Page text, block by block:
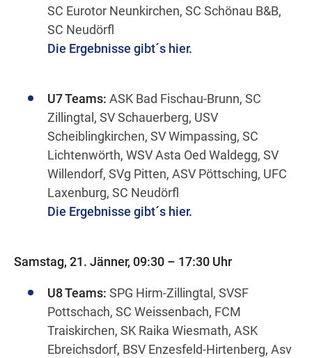
SC Eurotor Neunkirchen, SC Schönau B&B,
SC Neudörfl
Die Ergebnisse gibt´s hier.
U7 Teams: ASK Bad Fischau-Brunn, SC
Zillingtal, SV Schauerberg, USV
Scheiblingkirchen, SV Wimpassing, SC
Lichtenwörth, WSV Asta Oed Waldegg, SV
Willendorf, SVg Pitten, ASV Pöttsching, UFC
Laxenburg, SC Neudörfl
Die Ergebnisse gibt´s hier.
Samstag, 21. Jänner, 09:30 – 17:30 Uhr
U8 Teams: SPG Hirm-Zillingtal, SVSF
Pottschach, SC Weissenbach, FCM
Traiskirchen, SK Raika Wiesmath, ASK
Ebreichsdorf, BSV Enzesfeld-Hirtenberg, Asv